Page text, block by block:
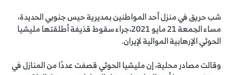
شب حريق في منزل أحد المواطنين بمديرية حيس جنوبي الحديدة،
مساء الجمعة 21 مايو 2021،جراء سقوط قذيفة أطلقتها مليشيا
الحوثي الإرهابية الموالية لإيران.
وقالت مصادر محلية، إن مليشيا الحوثي قصفت عددًا من المنازل في